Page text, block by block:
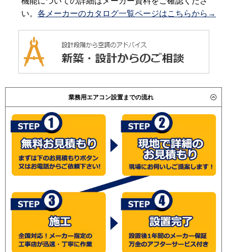
い。 各メーカーのカタログ一覧ページはこちらから→
業務用エアコン設置までの流れ